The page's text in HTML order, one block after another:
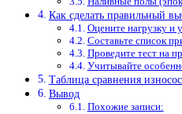
Как сделать правильный
Оцените нагрузку и
Составьте список
Проведите тест на
Учитывайте
Таблица сравнения
Вывод
Похожие записи: